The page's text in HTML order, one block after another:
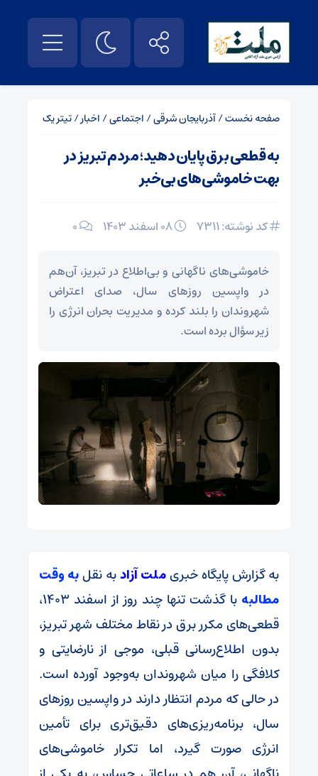
صفحه نخست/آذربایجان شرقی/ اجتماعی/ اخبار/تیتر یک
به قطعی برق پایان دهید؛ مردم تبریز در
بهت خاموشی‌های بی‌خبر
کد نوشته: 7311 0
خاموشی‌های ناگهانی و بی‌اطلاع در تبریز، آن‌هم
در واپسین روزهای سال، صدای اعتراض
شهروندان را بلند کرده و مدیریت بحران انرژی را
زیر سؤال برده است.
به گزارش پایگاه خبریملت آزادبه نقلبه وقت
مطالبه
با گذشت تنها چند روز از اسفند ۱۴۰۳،
قطعی‌های مکرر برق در نقاط مختلف شهر تبریز،
بدون اطلاع‌رسانی قبلی، موجی از نارضایتی و
کلافگی را میان شهروندان به‌وجود آورده است.
در حالی که مردم انتظار دارند در واپسین روزهای
سال، برنامه‌ریزی‌های دقیق‌تری برای تأمین
انرژی صورت گیرد، اما تکرار خاموشی‌های